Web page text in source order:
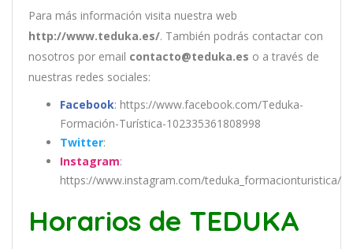
Para más información visita nuestra web
http://www.teduka.es/. También podrás contactar con
nosotros por email contacto@teduka.es o a través de
nuestras redes sociales:
Facebook: https://www.facebook.com/Teduka-
Formación-Turística-102335361808998
Twitter:
Instagram:
https://www.instagram.com/teduka_formacionturistica/
Horarios de TEDUKA